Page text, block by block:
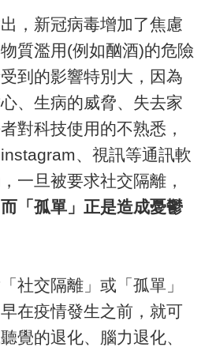
，新冠病毒增加了焦慮
質濫用(例如酗酒)的危險
到的影響特別大，因為
、生病的威脅、失去家
對科技使用的不熟悉，
、視訊等通訊軟
一旦被要求社交隔離，
而「孤單」正是造成憂鬱
社交隔離」或「孤單」
在疫情發生之前，就可
覺的退化、腦力退化、